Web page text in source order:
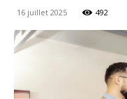
16 juillet 2025 492